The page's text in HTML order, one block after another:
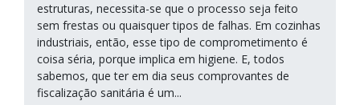
estruturas, necessita-se que o processo seja feito
sem frestas ou quaisquer tipos de falhas. Em cozinhas
industriais, então, esse tipo de comprometimento é
coisa séria, porque implica em higiene. E, todos
sabemos, que ter em dia seus comprovantes de
fiscalização sanitária é um...